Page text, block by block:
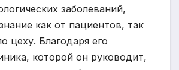
заболеваний,
как от пациентов, так
цеху. Благодаря его
которой он руководит,